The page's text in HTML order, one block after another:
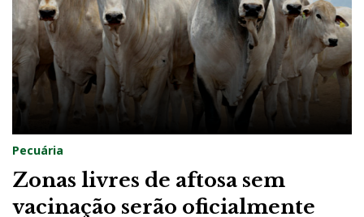
Pecuária
Zonas livres de aftosa sem
vacinação serão oficialmente